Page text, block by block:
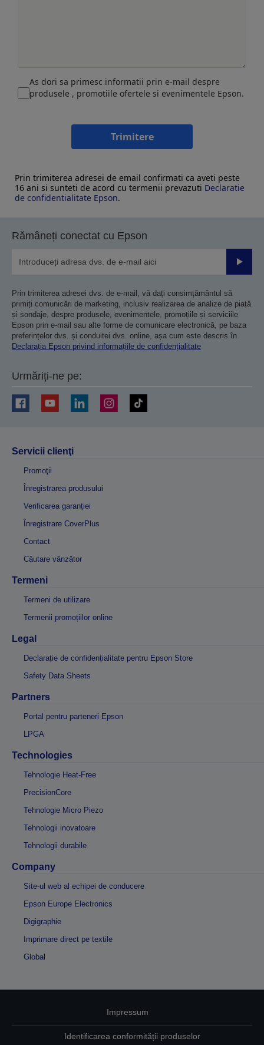
As dori sa primesc informatii prin e-mail despre
produsele , promotiile ofertele si evenimentele Epson.
Trimitere
Prin trimiterea adresei de email confirmati ca aveti peste
16 ani si sunteti de acord cu termenii prevazuti Declaratie
de confidentialitate Epson.
Rămâneți conectat cu Epson
Prin trimiterea adresei dvs. de e-mail, vă dați consimțământul să
primiți comunicări de marketing, inclusiv realizarea de analize de piață
și sondaje, despre produsele, evenimentele, promoțiile și serviciile
Epson prin e-mail sau alte forme de comunicare electronică, pe baza
preferințelor dvs. și conduitei dvs. online, așa cum este descris în
Declarația Epson privind informațiile de confidențialitate
Urmăriți-ne pe:
Servicii clienţi
Promoţii
Înregistrarea produsului
Verificarea garanției
Înregistrare CoverPlus
Contact
Căutare vânzător
Termeni
Termeni de utilizare
Termenii promoțiilor online
Legal
Declarație de confidențialitate pentru Epson Store
Safety Data Sheets
Partners
Portal pentru parteneri Epson
LPGA
Technologies
Tehnologie Heat-Free
PrecisionCore
Tehnologie Micro Piezo
Tehnologii inovatoare
Tehnologii durabile
Company
Site-ul web al echipei de conducere
Epson Europe Electronics
Digigraphie
Imprimare direct pe textile
Global
Impressum
Identificarea conformității produselor